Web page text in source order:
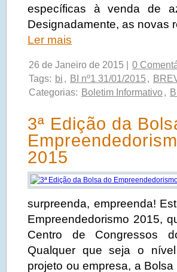
específicas à venda de
Designadamente, as novas
Ler mais
26 de Janeiro de 2015 |
0
Tags: bi , BI nº1 31/01/2015 ,
Categorias: Boletim Informativo,
3ª Edição da
2015
surpreenda, empreenda!
Empreendedorismo 2015,
Centro de Congressos
Qualquer que seja o
projeto ou empresa, a